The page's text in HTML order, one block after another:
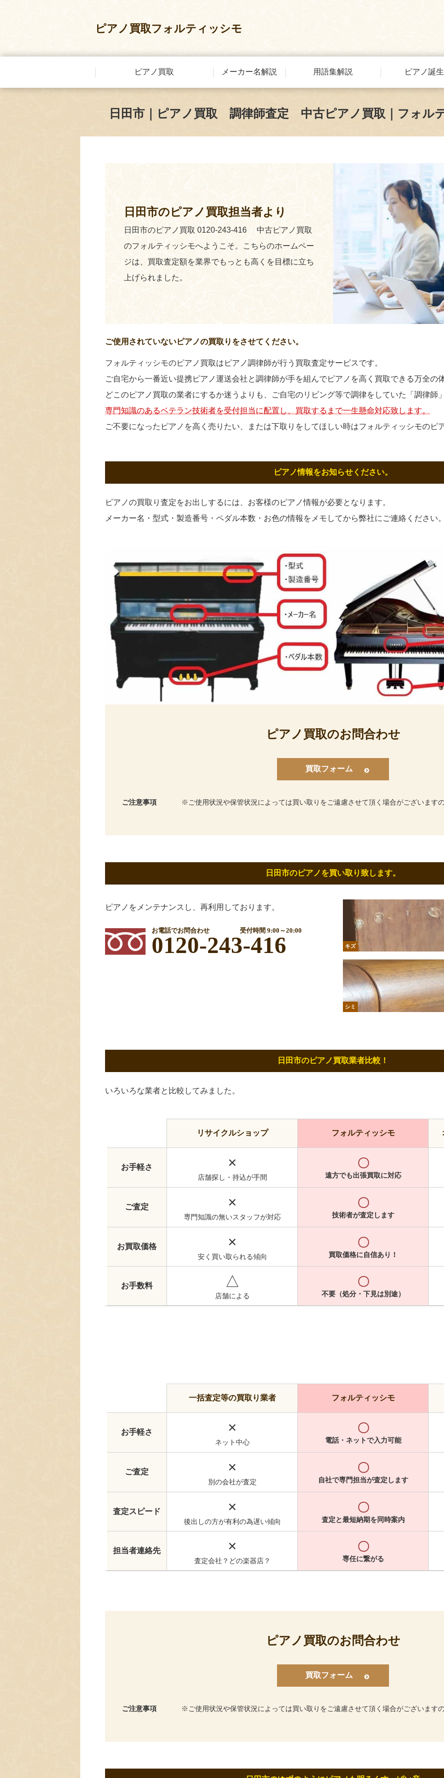
ピアノ買取フォルティッシモ
ピアノ買取 メーカー名解説 用語集解説 ピアノ誕
日田市｜ピアノ買取 調律師査定 中古ピアノ買取｜フォル
日田市のピアノ買取担当者より
日田市のピアノ買取 0120-243-416 中古ピアノ買取
のフォルティッシモへようこそ。こちらのホームペー
ジは、買取査定額を業界でもっとも高くを目標に立ち
上げられました。
ご使用されていないピアノの買取りをさせてください。
フォルティッシモのピアノ買取はピアノ調律師が行う買取査定サービスです。
ご自宅から一番近い提携ピアノ運送会社と調律師が手を組んでピアノを高く買取できる万全の
どこのピアノ買取の業者にするか迷うよりも、ご自宅のリビング等で調律をしていた「調律師
専門知識のあるベテラン技術者を受付担当に配置し、買取するまで一生懸命対応致します。
ご不要になったピアノを高く売りたい、または下取りをしてほしい時はフォルティッシモのピ
ピアノ情報をお知らせください。
ピアノの買取り査定をお出しするには、お客様のピアノ情報が必要となります。
メーカー名・型式・製造番号・ペダル本数・お色の情報をメモしてから弊社にご連絡ください
ピアノ買取のお問合わせ
買取フォーム
ご注意事項 ご使用状況や保管状況によっては買い取りをご遠慮させて頂く場合がございます
日田市のピアノを買い取り致します。
ピアノをメンテナンスし、再利用しております。
お電話でお問合わせ 受付時間 9:00～20:00
0120-243-416 キズ
シミ
日田市のピアノ買取業者比較！
いろいろな業者と比較してみました。
リサイクルショップ フォルティッシモ
お手軽さ ×
店舗探し・持込が手間
〇
遠方でも出張買取に対応
ご査定 ×
専門知識の無いスタッフが対応
〇
技術者が査定します
お買取価格 ×
安く買い取られる傾向
〇
買取価格に自信あり！
お手数料 △
店舗による
〇
不要（処分・下見は別途）
一括査定等の買取り業者 フォルティッシモ
お手軽さ ×
ネット中心
〇
電話・ネットで入力可能
ご査定 ×
別の会社が査定
〇
自社で専門担当が査定します
査定スピード ×
後出しの方が有利の為遅い傾向
〇
査定と最短納期を同時案内
担当者連絡先 ×
査定会社？どの楽器店？
〇
専任に繋がる
ピアノ買取のお問合わせ
買取フォーム
ご注意事項 ご使用状況や保管状況によっては買い取りをご遠慮させて頂く場合がございます